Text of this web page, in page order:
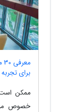
برای
ممکن است
خصوص